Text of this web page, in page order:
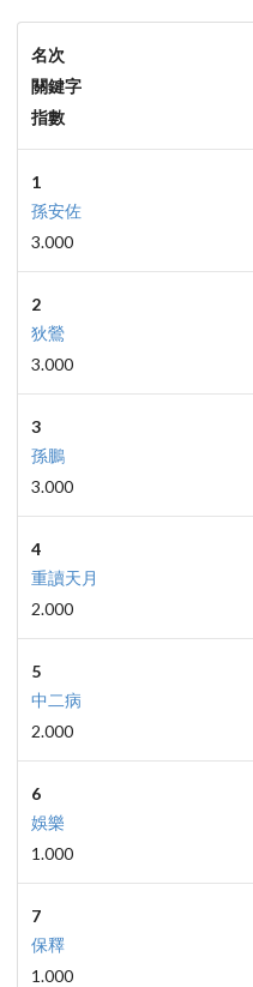
名次
關鍵字
指數
1
孫安佐
3.000
2
狄鶯
3.000
3
孫鵬
3.000
4
重讀天月
2.000
5
中二病
2.000
6
娛樂
1.000
7
保釋
1.000